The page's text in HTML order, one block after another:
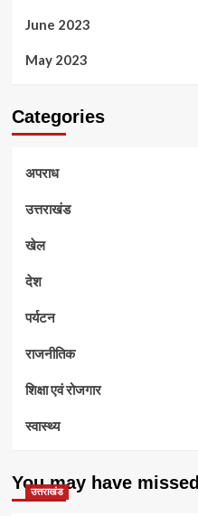
June 2023
May 2023
Categories
अपराध
उत्तराखंड
खेल
देश
पर्यटन
राजनीतिक
शिक्षा एवं रोजगार
स्वास्थ्य
You may have missed
उत्तराखंड